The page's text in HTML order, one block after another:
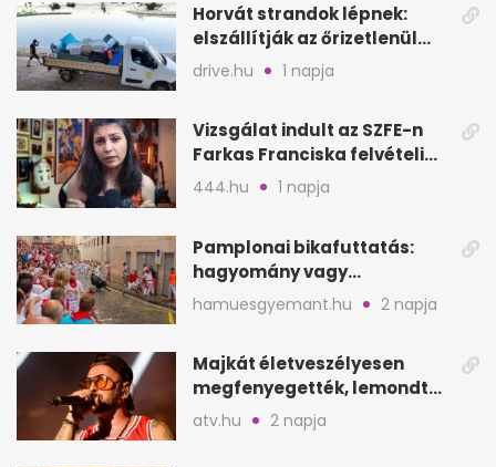
Horvát strandok lépnek:
elszállítják az őrizetlenül
hagyott törölközőket
drive.hu 1 napja
Vizsgálat indult az SZFE-n
Farkas Franciska felvételi
videója után
444.hu 1 napja
Pamplonai bikafuttatás:
hagyomány vagy
értelmetlen vérontás?
hamuesgyemant.hu 2 napja
Majkát életveszélyesen
megfenyegették, lemondta
a sepsiszentgyörgyi
atv.hu 2 napja